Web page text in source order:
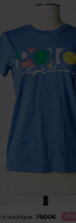
boutique :79,00€ -70%